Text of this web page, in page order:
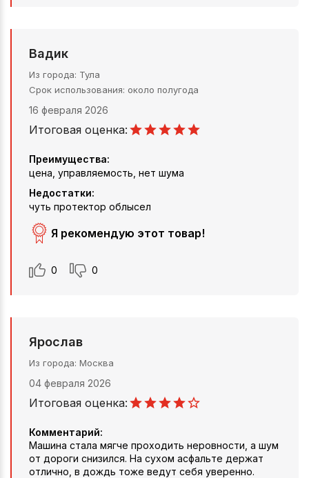
Вадик
Из города Тула
Срок использования около полугода
16 февраля 2026
Итоговая оценка:
Преимущества:
цена, управляемость, нет шума
Недостатки:
чуть протектор облысел
Я рекомендую этот товар!
0 0
Ярослав
Из города Москва
04 февраля 2026
Итоговая оценка:
Комментарий:
Машина стала мягче проходить неровности, а шум
от дороги снизился. На сухом асфальте держат
отлично, в дождь тоже ведут себя уверенно.